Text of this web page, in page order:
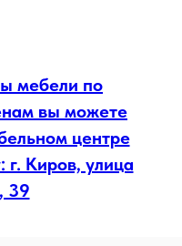
мебели по
вы можете
центре
Киров, улица
39